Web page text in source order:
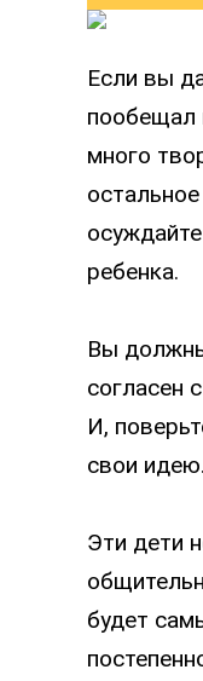
Если вы
пообещал
много
ребенка.
Вы
согласен
И,
свои идею.
Эти дети
будет